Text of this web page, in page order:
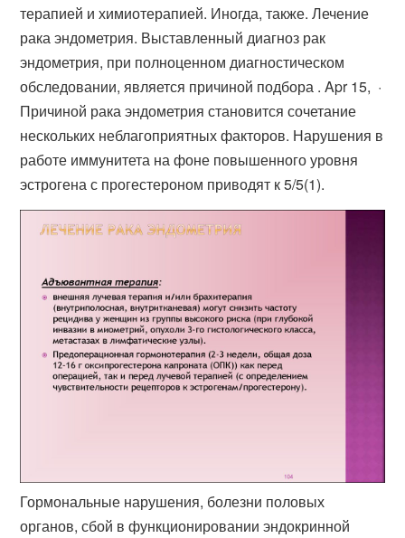
терапией и химиотерапией. Иногда, также. Лечение
рака эндометрия. Выставленный диагноз рак
эндометрия, при полноценном диагностическом
обследовании, является причиной подбора . Apr 15, ·
Причиной рака эндометрия становится сочетание
нескольких неблагоприятных факторов. Нарушения в
работе иммунитета на фоне повышенного уровня
эстрогена с прогестероном приводят к 5/5(1).
Гормональные нарушения, болезни половых
органов, сбой в функционировании эндокринной